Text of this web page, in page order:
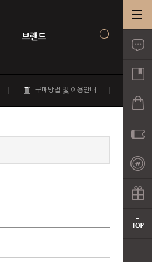
브랜드
구매방법 및 이용안내